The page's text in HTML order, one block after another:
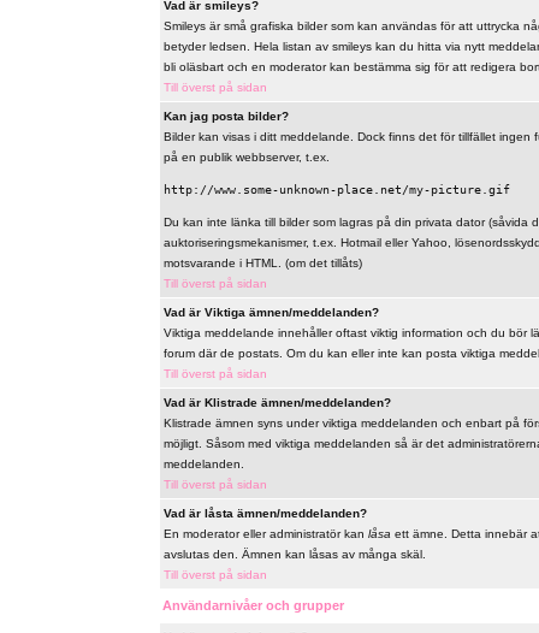
Vad är smileys?
Smileys är små grafiska bilder som kan användas för att uttrycka
betyder ledsen. Hela listan av smileys kan du hitta via nytt
bli oläsbart och en moderator kan bestämma sig för att redigera
Till överst på sidan
Kan jag posta bilder?
Bilder kan visas i ditt meddelande. Dock finns det för tillfället
på en publik webbserver, t.ex.
http://www.some-unknown-place.net/my-picture.gif
Du kan inte länka till bilder som lagras på din privata dator (såvida
auktoriseringsmekanismer, t.ex. Hotmail eller Yahoo,
motsvarande i HTML. (om det tillåts)
Till överst på sidan
Vad är Viktiga ämnen/meddelanden?
Viktiga meddelande innehåller oftast viktig information och du bör
forum där de postats. Om du kan eller inte kan posta viktiga
Till överst på sidan
Vad är Klistrade ämnen/meddelanden?
Klistrade ämnen syns under viktiga meddelanden och enbart på
möjligt. Såsom med viktiga meddelanden så är det
meddelanden.
Till överst på sidan
Vad är låsta ämnen/meddelanden?
En moderator eller administratör kan låsa ett ämne. Detta innebär
avslutas den. Ämnen kan låsas av många skäl.
Till överst på sidan
Användarnivåer och grupper